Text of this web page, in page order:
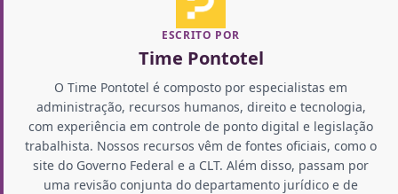
ESCRITO POR
Time Pontotel
O Time Pontotel é composto por especialistas em
administração, recursos humanos, direito e tecnologia,
com experiência em controle de ponto digital e legislação
trabalhista. Nossos recursos vêm de fontes oficiais, como o
site do Governo Federal e a CLT. Além disso, passam por
uma revisão conjunta do departamento jurídico e de